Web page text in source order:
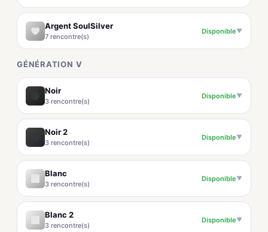
Argent SoulSilver
7 rencontre(s)
Disponible▼
GÉNÉRATION V
Noir
3 rencontre(s)
Disponible▼
Noir 2
3 rencontre(s)
Disponible▼
Blanc
3 rencontre(s)
Disponible▼
Blanc 2
3 rencontre(s)
Disponible▼